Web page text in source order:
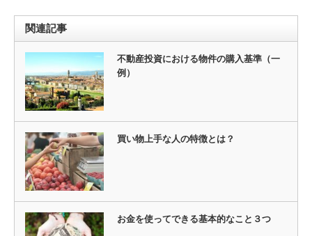
関連記事
不動産投資における物件の購入基準（一
例）
買い物上手な人の特徴とは？
お金を使ってできる基本的なこと３つ